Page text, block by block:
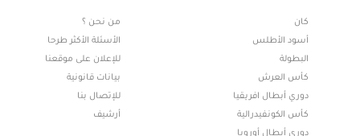
كان
أسود الأطلس
البطولة
كأس العرش
دوري أبطال افريقيا
كأس الكونفيدرالية
دوري أبطال أوروبا
من نحن ؟
الأسئلة الأكثر طرحا
للإعلان على موقعنا
بيانات قانونية
للإتصال بنا
أرشيف